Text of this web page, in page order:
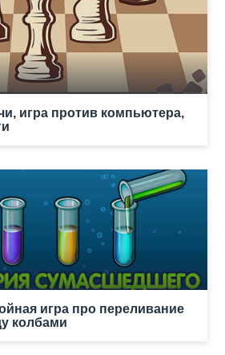
игра против компьютера,
игра про переливание
колбами